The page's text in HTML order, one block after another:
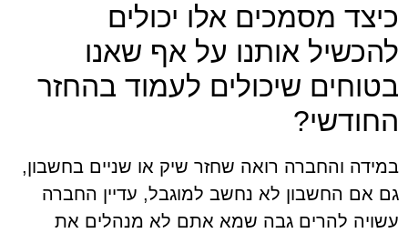
כיצד מסמכים אלו יכולים
להכשיל אותנו על אף שאנו
בטוחים שיכולים לעמוד בהחזר
החודשי?
במידה והחברה רואה שחזר שיק או שניים בחשבון,
גם אם החשבון לא נחשב למוגבל, עדיין החברה
עשויה להרים גבה שמא אתם לא מנהלים את